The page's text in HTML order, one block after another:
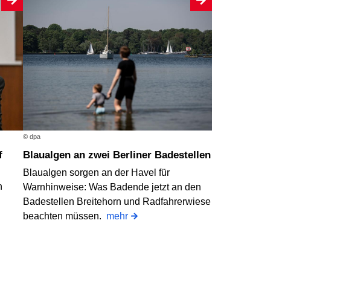
© dpa
Blaualgen an zwei Berliner Badestellen
Blaualgen sorgen an der Havel für
Warnhinweise: Was Badende jetzt an den
Badestellen Breitehorn und Radfahrerwiese
beachten müssen. mehr